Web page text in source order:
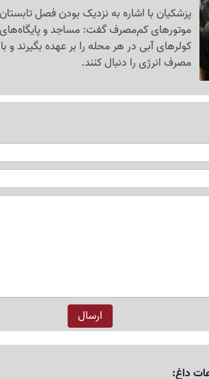
پزشکیان با اشاره به نزدیک بودن فصل
موتورهای کم‌مصرف گفت: مساجد و
کولرهای آبی در هر محله را بر عهده بگیرند
مصرف انرژی را دنبال کنند.
داغ: